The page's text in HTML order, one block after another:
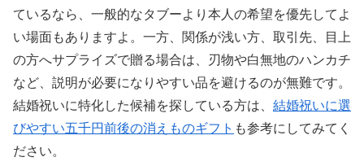
ているなら、一般的なタブーより本人の希望を優先してよ
い場面もありますよ。一方、関係が浅い方、取引先、目上
の方へサプライズで贈る場合は、刃物や白無地のハンカチ
など、説明が必要になりやすい品を避けるのが無難です。
結婚祝いに特化した候補を探している方は、 結婚祝いに選
びやすい五千円前後の消えものギフト も参考にしてみてく
ださい。